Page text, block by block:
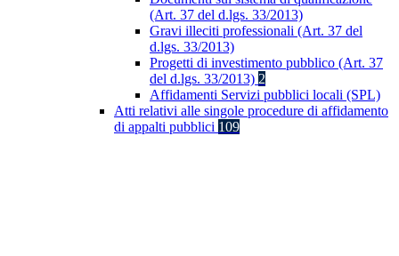
(Art. 37 del d.lgs. 33/2013)
Gravi illeciti professionali (Art. 37 del
d.lgs. 33/2013)
Progetti di investimento pubblico (Art. 37
del d.lgs. 33/2013) 2
Affidamenti Servizi pubblici locali (SPL)
Atti relativi alle singole procedure di affidamento
di appalti pubblici 109